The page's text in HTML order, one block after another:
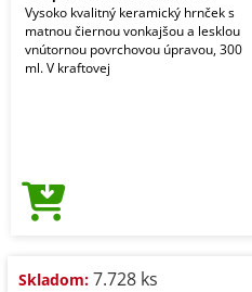
Vysoko kvalitný keramický hrnček s
matnou čiernou vonkajšou a lesklou
vnútornou povrchovou úpravou, 300
ml. V kraftovej
Skladom: 7.728 ks